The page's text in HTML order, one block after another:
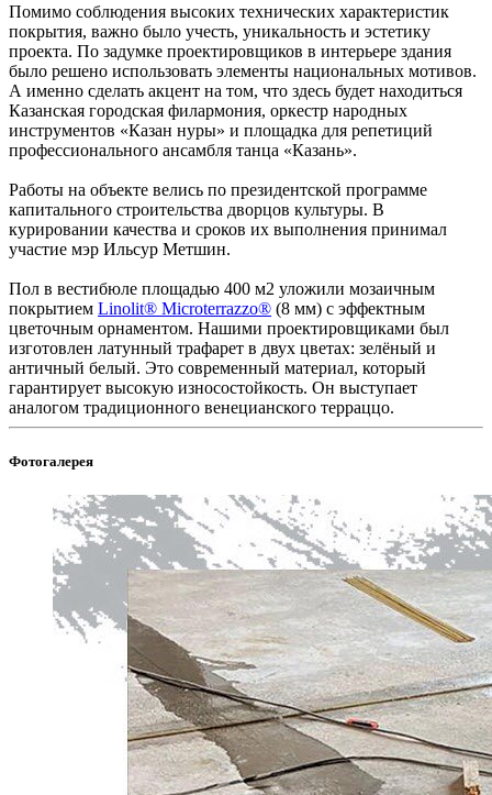
Помимо соблюдения высоких технических характеристик
покрытия, важно было учесть, уникальность и эстетику
проекта. По задумке проектировщиков в интерьере здания
было решено использовать элементы национальных мотивов.
А именно сделать акцент на том, что здесь будет находиться
Казанская городская филармония, оркестр народных
инструментов «Казан нуры» и площадка для репетиций
профессионального ансамбля танца «Казань».
Работы на объекте велись по президентской программе
капитального строительства дворцов культуры. В
курировании качества и сроков их выполнения принимал
участие мэр Ильсур Метшин.
Пол в вестибюле площадью 400 м2 уложили мозаичным
покрытием Linolit®️ Microterrazzo®️ (8 мм) с эффектным
цветочным орнаментом. Нашими проектировщиками был
изготовлен латунный трафарет в двух цветах: зелёный и
античный белый. Это современный материал, который
гарантирует высокую износостойкость. Он выступает
аналогом традиционного венецианского терраццо.
Фотогалерея